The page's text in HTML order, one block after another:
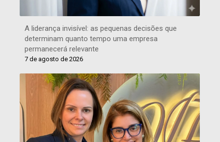
A liderança invisível: as pequenas decisões que
determinam quanto tempo uma empresa
permanecerá relevante
7 de agosto de 2026